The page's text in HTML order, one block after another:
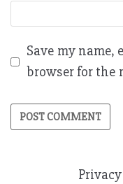
Save my
browser for the